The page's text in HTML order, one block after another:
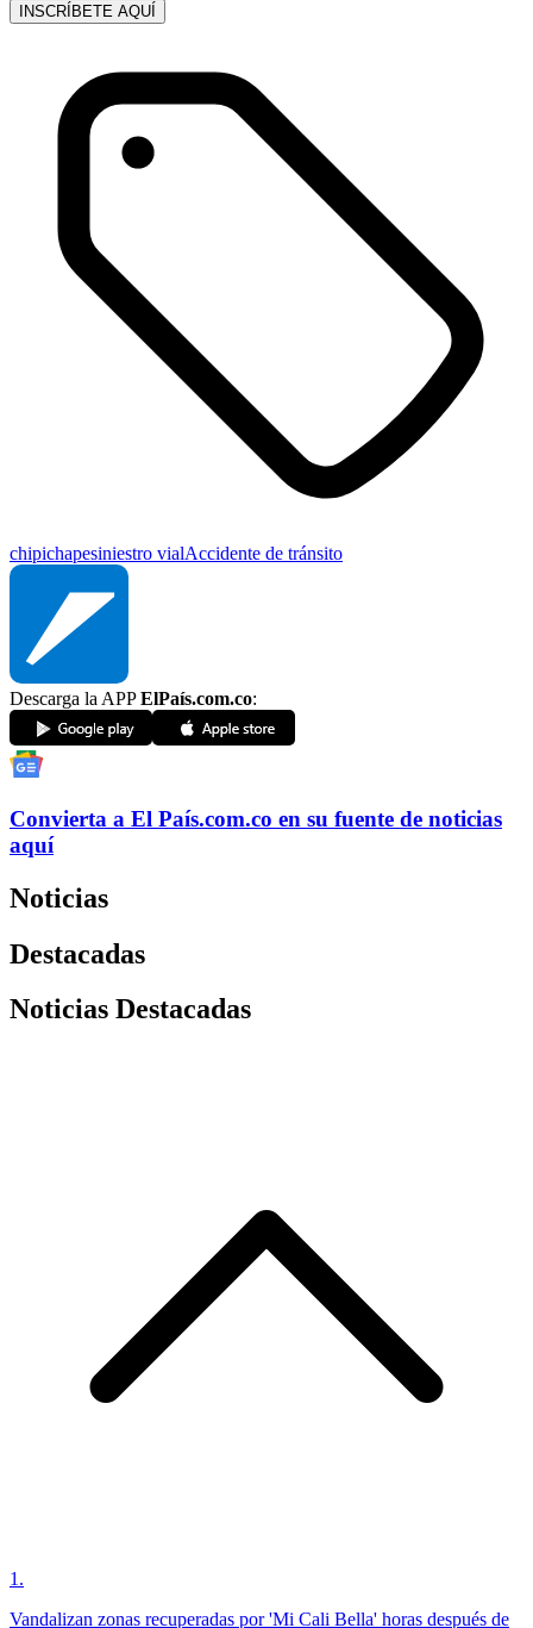
INSCRÍBETE AQUÍ
chipichapesiniestro vialAccidente de tránsito
Descarga la APPElPaís.com.co:
Convierta a El País.com.co en su fuente de noticias
aquí
Noticias
Destacadas
Noticias Destacadas
1 .
Vandalizan zonas recuperadas por 'Mi Cali Bella' horas después de